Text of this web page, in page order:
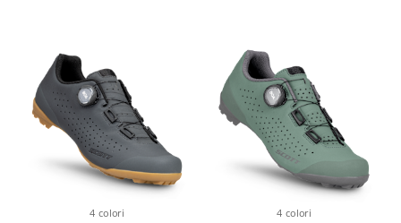
4 colori 4 colori